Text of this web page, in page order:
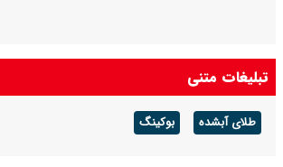
تبلیغات متنی
طلای آبشده بوکینگ